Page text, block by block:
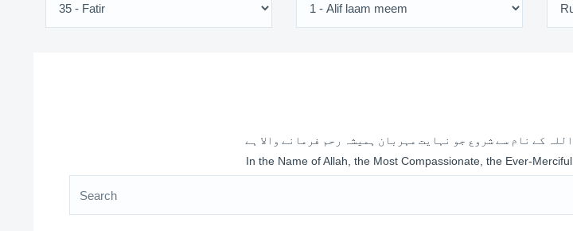
اللہ کے نام سے شروع جو نہایت مہربان ہمیشہ رحم فرمانے والا ہے
In the Name of Allah, the Most Compassionate, the Ever-Merciful